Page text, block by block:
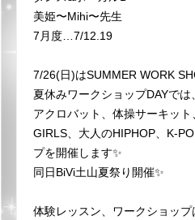
美姫〜Mihi〜先生
7月度…7/12.19
7/26(日)はSUMMER WORK
夏休みワークショップDAYでは、
アクロバット、体操サーキット
GIRLS、大人のHIPHOP、K-
プを開催します✨
同日BiVi土山夏祭り開催✨
体験レッスン、ワークショッ